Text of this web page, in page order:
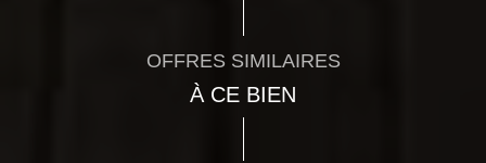
OFFRES SIMILAIRES
À CE BIEN